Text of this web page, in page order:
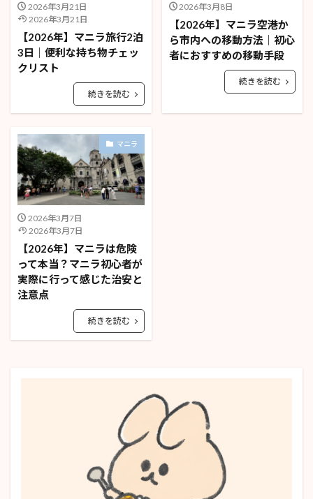
2026年3月21日
2026年3月21日
【2026年】マニラ旅行2泊
3日｜便利な持ち物チェッ
クリスト
続きを読む
2026年3月8日
【2026年】マニラ空港か
ら市内への移動方法｜初心
者におすすめの移動手段
続きを読む
マニラ
2026年3月7日
2026年3月7日
【2026年】マニラは危険
って本当？マニラ初心者が
実際に行って感じた治安と
注意点
続きを読む